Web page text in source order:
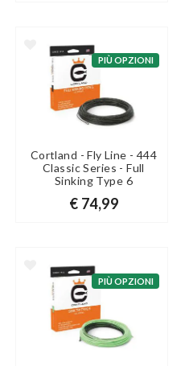
PIÙ OPZIONI
Cortland - Fly Line - 444
Classic Series - Full
Sinking Type 6
€ 74,99
PIÙ OPZIONI